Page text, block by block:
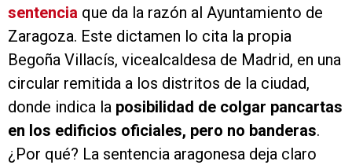
sentencia que da la razón al Ayuntamiento de
Zaragoza. Este dictamen lo cita la propia
Begoña Villacís, vicealcaldesa de Madrid, en una
circular remitida a los distritos de la ciudad,
donde indica la posibilidad de colgar pancartas
en los edificios oficiales, pero no banderas.
¿Por qué? La sentencia aragonesa deja claro